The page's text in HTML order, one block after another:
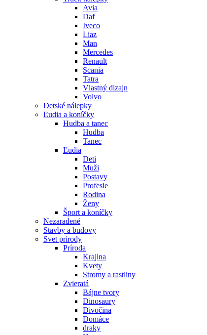
Avia
Daf
Iveco
Liaz
Man
Mercedes
Renault
Scania
Tatra
Vlastný dizajn
Volvo
Detské nálepky
Ľudia a koníčky
Hudba a tanec
Hudba
Tanec
Ľudia
Deti
Muži
Postavy
Profesie
Rodina
Ženy
Šport a koníčky
Nezaradené
Stavby a budovy
Svet prírody
Príroda
Krajina
Kvety
Stromy a rastliny
Zvieratá
Bájne tvory
Dinosaury
Divočina
Domáce
draky